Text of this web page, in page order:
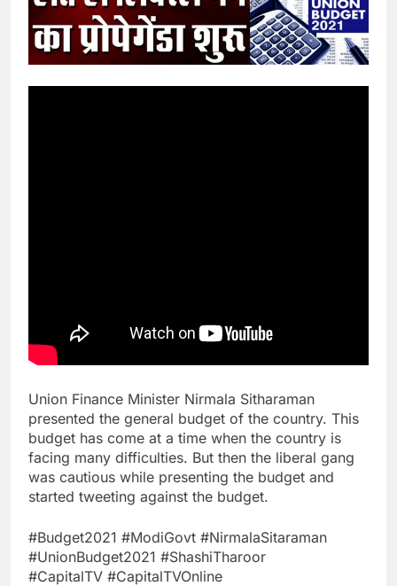
Union Finance Minister Nirmala Sitharaman
presented the general budget of the country. This
budget has come at a time when the country is
facing many difficulties. But then the liberal gang
was cautious while presenting the budget and
started tweeting against the budget.
#Budget2021​ #ModiGovt​ #NirmalaSitaraman​
#UnionBudget2021​ #ShashiTharoor​
#CapitalTV​ #CapitalTVOnline